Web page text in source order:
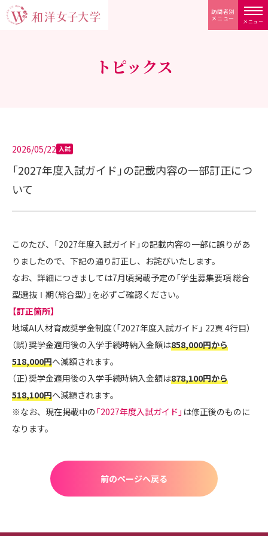
メニュー
訪問者別
メニュー
トピックス
2026/05/22 入試
「2027年度入試ガイド」の記載内容の一部訂正につ
いて
このたび、「2027年度入試ガイド」の記載内容の一部に誤りがあ
りましたので、下記の通り訂正し、お詫びいたします。
なお、詳細につきましては7月頃掲載予定の「学生募集要項 総合
型選抜Ⅰ期（総合型）」を必ずご確認ください。
【訂正箇所】
地域AI人材育成奨学金制度（「2027年度入試ガイド」 22頁 4行目）
（誤）奨学金適用後の入学手続時納入金額は858,000円から
518,000円へ減額されます。
（正）奨学金適用後の入学手続時納入金額は878,100円から
518,100円へ減額されます。
※なお、現在掲載中の「2027年度入試ガイド」 は修正後のものに
なります。
前のページへ戻る